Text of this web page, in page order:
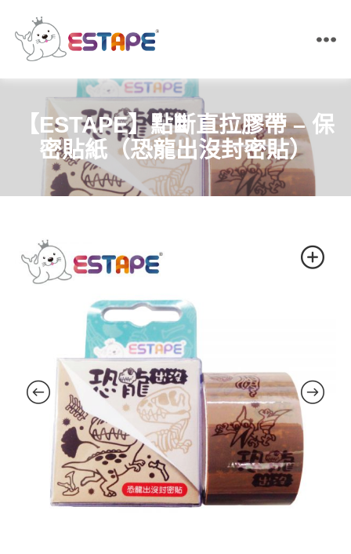
王
帶・
膠
【ESTAPE】點斷直拉膠帶 – 保
密貼紙（恐龍出沒封密貼）